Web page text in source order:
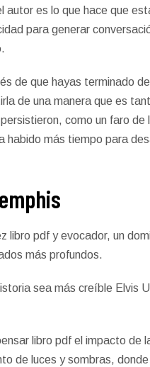
autor es lo que hace que
para generar
de que hayas terminado
de una manera que es
como un faro
habido más tiempo para
libro pdf y evocador, un
más profundos.
sea más creíble
libro pdf el impacto
de luces y sombras,